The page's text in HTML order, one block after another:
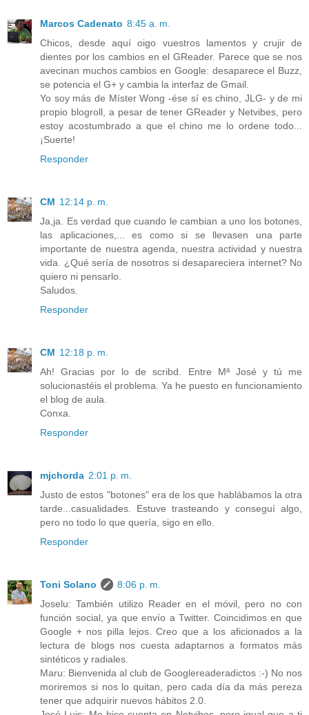
Marcos Cadenato 8:45 a. m.
Chicos, desde aquí oigo vuestros lamentos y crujir de
dientes por los cambios en el GReader. Parece que se nos
avecinan muchos cambios en Google: desaparece el Buzz,
se potencia el G+ y cambia la interfaz de Gmail.
Yo soy más de Míster Wong -ése sí es chino, JLG- y de mi
propio blogroll, a pesar de tener GReader y Netvibes, pero
estoy acostumbrado a que el chino me lo ordene todo...
¡Suerte!
Responder
CM 12:14 p. m.
Ja,ja. Es verdad que cuando le cambian a uno los botones,
las aplicaciones,... es como si se llevasen una parte
importante de nuestra agenda, nuestra actividad y nuestra
vida. ¿Qué sería de nosotros si desapareciera internet? No
quiero ni pensarlo.
Saludos.
Responder
CM 12:18 p. m.
Ah! Gracias por lo de scribd. Entre Mª José y tú me
solucionastéis el problema. Ya he puesto en funcionamiento
el blog de aula.
Conxa.
Responder
mjchorda 2:01 p. m.
Justo de estos "botones" era de los que hablábamos la otra
tarde...casualidades. Estuve trasteando y conseguí algo,
pero no todo lo que quería, sigo en ello.
Responder
Toni Solano
8:06 p. m.
Joselu: También utilizo Reader en el móvil, pero no con
función social, ya que envío a Twitter. Coincidimos en que
Google + nos pilla lejos. Creo que a los aficionados a la
lectura de blogs nos cuesta adaptarnos a formatos más
sintéticos y radiales.
Maru: Bienvenida al club de Googlereaderadictos :-) No nos
moriremos si nos lo quitan, pero cada día da más pereza
tener que adquirir nuevos hábitos 2.0.